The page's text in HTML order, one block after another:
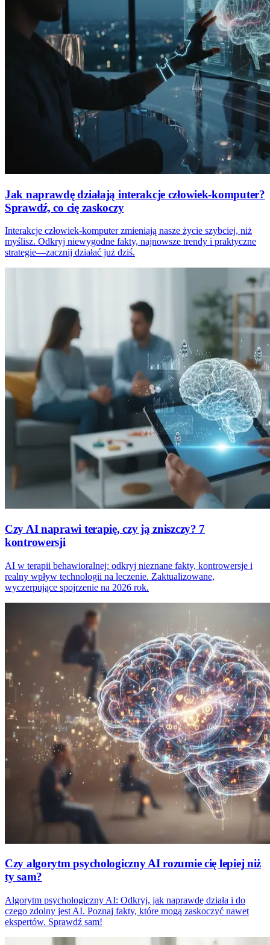
Jak naprawdę działają interakcje człowiek-komputer?
Sprawdź, co cię zaskoczy
Interakcje człowiek-komputer zmieniają nasze życie szybciej, niż
myślisz. Odkryj niewygodne fakty, najnowsze trendy i praktyczne
strategie—zacznij działać już dziś.
Czy AI naprawi terapię, czy ją zniszczy? 7
kontrowersji
AI w terapii behawioralnej: odkryj nieznane fakty, kontrowersje i
realny wpływ technologii na leczenie. Zaktualizowane,
wyczerpujące spojrzenie na 2026 rok.
Czy algorytm psychologiczny AI rozumie cię lepiej niż
ty sam?
Algorytm psychologiczny AI: Odkryj, jak naprawdę działa i do
czego zdolny jest AI. Poznaj fakty, które mogą zaskoczyć nawet
ekspertów. Sprawdź sam!